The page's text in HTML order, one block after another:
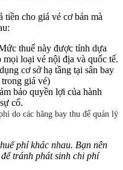
tiền cho giá vé cơ bản mà
thuế này được tính dựa
mọi loại vé nội địa và quốc tế.
cơ sở hạ tầng tại sân bay
giá vé)
bảo quyền lợi của hành
cố.
do các hãng bay thu để quản lý
phí khác nhau. Bạn nên
tránh phát sinh chi phí